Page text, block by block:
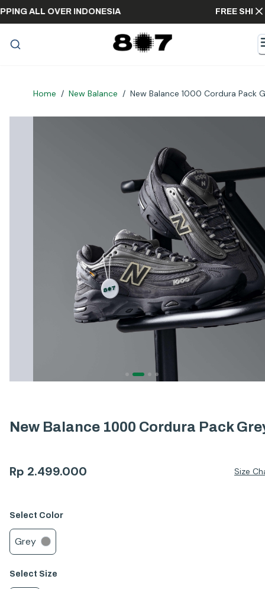
SHIPPING ALL OVER INDONESIA FREE
Home / New Balance / New Balance 1000 Cordura Pack
New Balance 1000 Cordura Pack
Rp 2.499.000 Size
Select Color
Grey
Select Size